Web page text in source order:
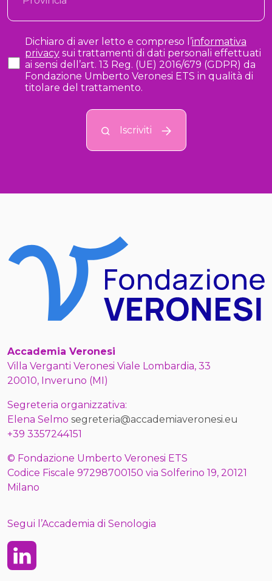
Dichiaro di aver letto e compreso l’informativa
privacysui trattamenti di dati personali effettuati
ai sensi dell’art. 13 Reg. (UE) 2016/679 (GDPR) da
Fondazione Umberto Veronesi ETS in qualità di
titolare del trattamento.
Iscriviti
Accademia Veronesi
Villa Verganti Veronesi Viale Lombardia, 33
20010, Inveruno (MI)
Segreteria organizzativa:
Elena Selmo segreteria@accademiaveronesi.eu
+39 3357244151
© Fondazione Umberto Veronesi ETS
Codice Fiscale 97298700150 via Solferino 19, 20121
Milano
Segui l’Accademia di Senologia
Linkedin